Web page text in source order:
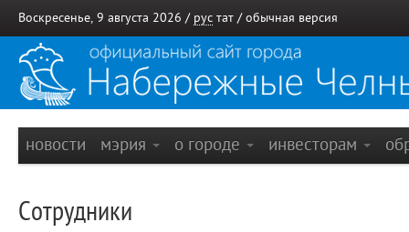
Воскресенье, 9 августа 2026 / рус тат / обычная версия
новости мэрия о городе инвесторам
Сотрудники